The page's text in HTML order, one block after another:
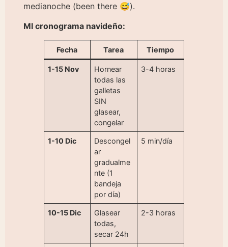
medianoche (been there 😅).
MI cronograma navideño:
Fecha Tarea Tiempo
1-15 Nov
Hornear
todas las
galletas
SIN
glasear,
congelar
3-4 horas
1-10 Dic
Descongel
ar
gradualme
nte (1
bandeja
por día)
5 min/día
10-15 Dic
Glasear
todas,
secar 24h
2-3 horas